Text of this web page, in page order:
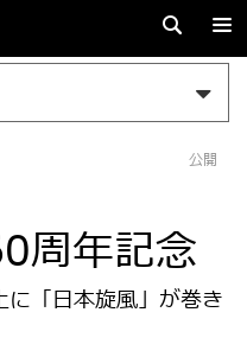
公開
周年記念
「日本旋風」が巻き